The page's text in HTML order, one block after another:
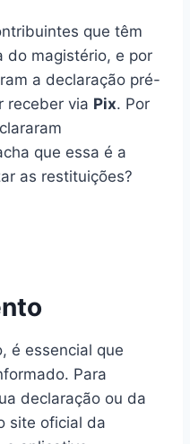
que têm
do magistério, e por
a declaração pré-
receber via Pix. Por
que essa é a
as restituições?
é essencial que
Para
declaração ou da
site oficial da